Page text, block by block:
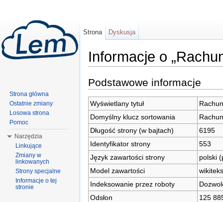
Informacje o
Podstawowe informacje
Wyświetlany tytuł
Domyślny klucz sortowania
Długość strony (w bajtach)
6195
Identyfikator strony
553
Język zawartości strony
polski
Model zawartości
Indeksowanie przez roboty
Odsłon
125
Strona Dyskusja
Strona główna
Ostatnie zmiany
Losowa strona
Pomoc
Narzędzia
Linkujące
Zmiany w
linkowanych
Strony specjalne
Informacje o tej
stronie